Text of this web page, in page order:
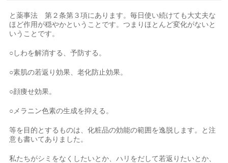
と薬事法 第２条第３項にあります。毎日使い続けても大丈夫な
ほど作用が穏やかということです。つまりほとんど変化がないと
いうことです。
○しわを解消する、予防する。
○素肌の若返り効果、老化防止効果。
○顔痩せ効果。
○メラニン色素の生成を抑える。
等を目的とするものは、化粧品の効能の範囲を逸脱します。と注
意も書いてありました。
私たちがシミをなくしたいとか、ハリをだして若返りたいとか、